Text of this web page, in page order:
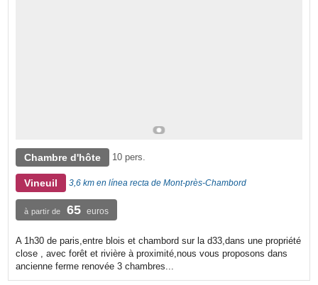
Chambre d'hôte 10 pers.
Vineuil 3,6 km en línea recta de Mont-près-Chambord
à partir de 65 euros
A 1h30 de paris,entre blois et chambord sur la d33,dans une propriété
close , avec forêt et rivière à proximité,nous vous proposons dans
ancienne ferme renovée 3 chambres...